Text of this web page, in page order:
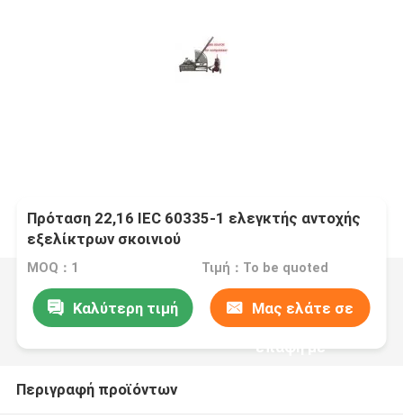
Πρόταση 22,16 IEC 60335-1 ελεγκτής αντοχής
εξελίκτρων σκοινιού
MOQ：1 Τιμή：To be quoted
Καλύτερη τιμή Μας ελάτε σε
επαφή με
Περιγραφή προϊόντων